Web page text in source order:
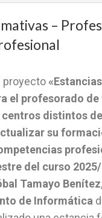
–
proyecto«Estancias
el profesorado
distintos
su
del curso
Tamayo Benítez
de Informática